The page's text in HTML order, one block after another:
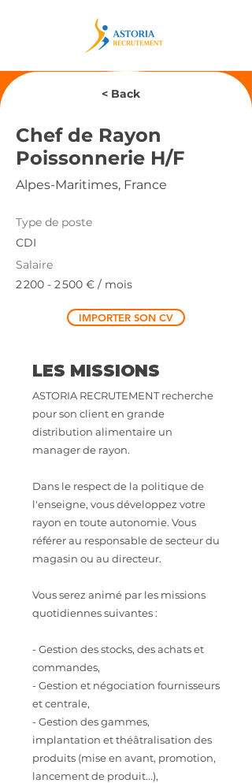
< Back
Chef de Rayon
Poissonnerie H/F
Alpes-Maritimes, France
Type de poste
CDI
Salaire
2 200 - 2 500 € / mois
IMPORTER SON CV
LES MISSIONS
ASTORIA RECRUTEMENT recherche
pour son client en grande
distribution alimentaire un
manager de rayon.
Dans le respect de la politique de
l'enseigne, vous développez votre
rayon en toute autonomie. Vous
référer au responsable de secteur du
magasin ou au directeur.
Vous serez animé par les missions
quotidiennes suivantes :
- Gestion des stocks, des achats et
commandes,
- Gestion et négociation fournisseurs
et centrale,
- Gestion des gammes,
implantation et théâtralisation des
produits (mise en avant, promotion,
lancement de produit...),